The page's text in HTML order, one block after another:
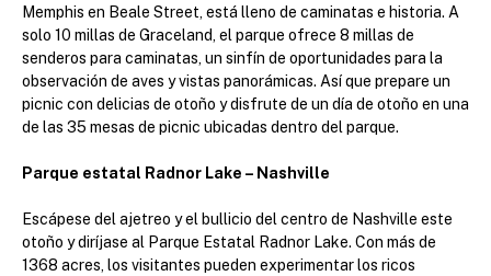
Memphis en Beale Street, está lleno de caminatas e historia. A
solo 10 millas de Graceland, el parque ofrece 8 millas de
senderos para caminatas, un sinfín de oportunidades para la
observación de aves y vistas panorámicas. Así que prepare un
picnic con delicias de otoño y disfrute de un día de otoño en una
de las 35 mesas de picnic ubicadas dentro del parque.
Parque estatal Radnor Lake – Nashville
Escápese del ajetreo y el bullicio del centro de Nashville este
otoño y diríjase al Parque Estatal Radnor Lake. Con más de
1368 acres, los visitantes pueden experimentar los ricos